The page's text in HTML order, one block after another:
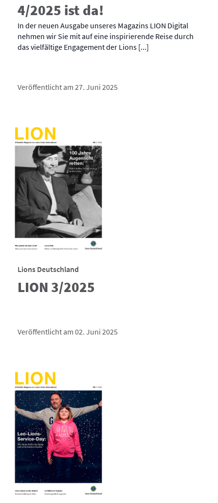
4/2025 ist da!
In der neuen Ausgabe unseres Magazins LION Digital
nehmen wir Sie mit auf eine inspirierende Reise durch
das vielfältige Engagement der Lions [...]
Veröffentlicht am 27. Juni 2025
Lions Deutschland
LION 3/2025
Veröffentlicht am 02. Juni 2025